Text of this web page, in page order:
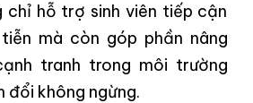
chỉ hỗ trợ sinh viên tiếp cận
mà còn góp phần nâng
tranh trong môi trường
đổi không ngừng.